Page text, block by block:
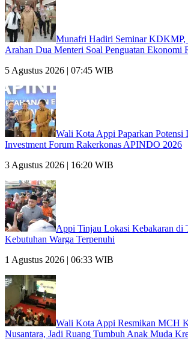
Munafri Hadiri Seminar KDKMP,
Arahan Dua Menteri Soal Penguatan Ekonomi
5 Agustus 2026 | 07:45 WIB
Wali Kota Appi Paparkan Potensi
Investment Forum Rakerkonas APINDO 2026
3 Agustus 2026 | 16:20 WIB
Appi Tinjau Lokasi Kebakaran di
Kebutuhan Warga Terpenuhi
1 Agustus 2026 | 06:33 WIB
Wali Kota Appi Resmikan MCH
Nusantara, Jadi Ruang Tumbuh Anak Muda